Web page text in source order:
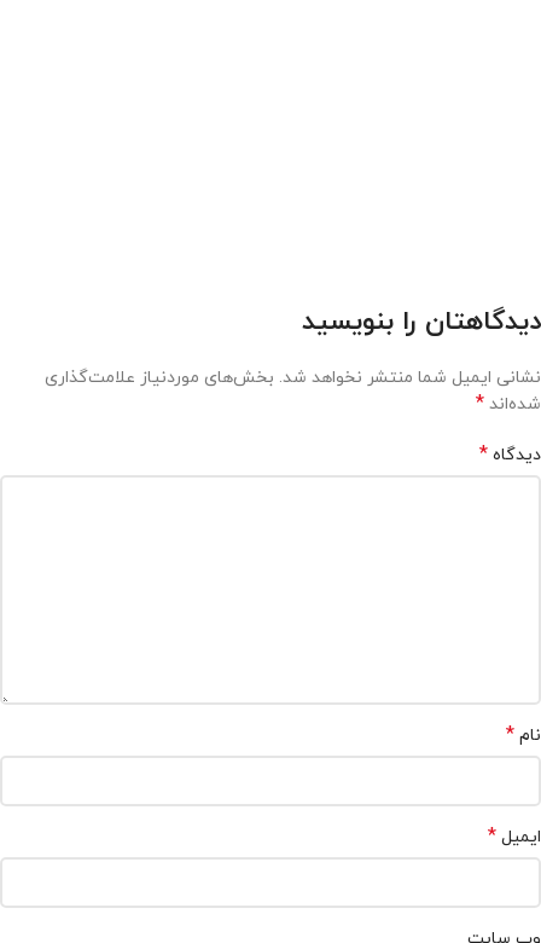
دیدگاهتان را بنویسید
نشانی ایمیل شما منتشر نخواهد شد. بخش‌های موردنیاز علامت‌گذاری
شده‌اند *
دیدگاه *
نام *
ایمیل *